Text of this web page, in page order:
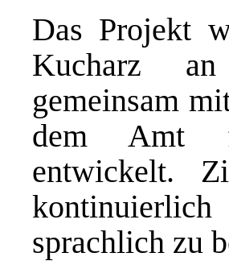
Das Projekt
Kucharz
gemeinsam
dem Amt
entwickelt.
sprachlich zu